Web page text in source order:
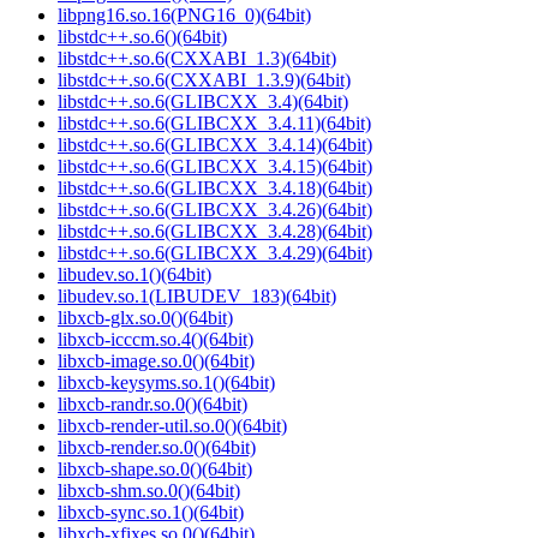
libpng16.so.16(PNG16_0)(64bit)
libstdc++.so.6()(64bit)
libstdc++.so.6(CXXABI_1.3)(64bit)
libstdc++.so.6(CXXABI_1.3.9)(64bit)
libstdc++.so.6(GLIBCXX_3.4)(64bit)
libstdc++.so.6(GLIBCXX_3.4.11)(64bit)
libstdc++.so.6(GLIBCXX_3.4.14)(64bit)
libstdc++.so.6(GLIBCXX_3.4.15)(64bit)
libstdc++.so.6(GLIBCXX_3.4.18)(64bit)
libstdc++.so.6(GLIBCXX_3.4.26)(64bit)
libstdc++.so.6(GLIBCXX_3.4.28)(64bit)
libstdc++.so.6(GLIBCXX_3.4.29)(64bit)
libudev.so.1()(64bit)
libudev.so.1(LIBUDEV_183)(64bit)
libxcb-glx.so.0()(64bit)
libxcb-icccm.so.4()(64bit)
libxcb-image.so.0()(64bit)
libxcb-keysyms.so.1()(64bit)
libxcb-randr.so.0()(64bit)
libxcb-render-util.so.0()(64bit)
libxcb-render.so.0()(64bit)
libxcb-shape.so.0()(64bit)
libxcb-shm.so.0()(64bit)
libxcb-sync.so.1()(64bit)